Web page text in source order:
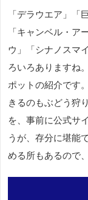
「デラウエア」「
「キャンベル・ア
ウ」「シナノスマ
ろいろありますね
ポットの紹介です
きるのもぶどう狩
を、事前に公式サ
うが、存分に堪能
める所もあるので